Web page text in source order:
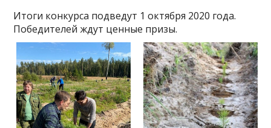
Итоги конкурса подведут 1 октября 2020 года.
Победителей ждут ценные призы.